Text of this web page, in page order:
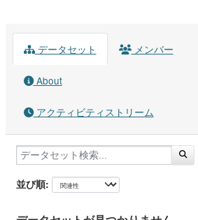
データセット メンバー
About
アクティビティストリーム
並び順